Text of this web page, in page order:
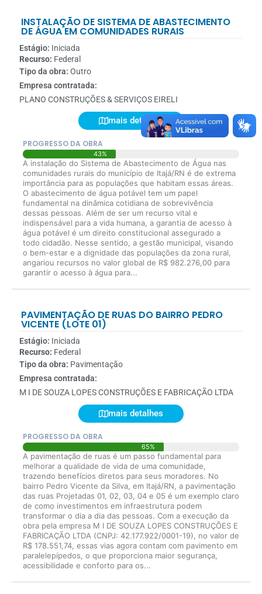
INSTALAÇÃO DE SISTEMA DE ABASTECIMENTO
DE ÁGUA EM COMUNIDADES RURAIS
Estágio: Iniciada
Recurso: Federal
Tipo da obra: Outro
Empresa contratada:
PLANO CONSTRUÇÕES & SERVIÇOS EIRELI
mais detalhes
PROGRESSO DA OBRA
43%
A instalação do Sistema de Abastecimento de Água nas
comunidades rurais do município de Itajá/RN é de extrema
importância para as populações que habitam essas áreas.
O abastecimento de água potável tem um papel
fundamental na dinâmica cotidiana de sobrevivência
dessas pessoas. Além de ser um recurso vital e
indispensável para a vida humana, a garantia de acesso à
água potável é um direito constitucional assegurado a
todo cidadão. Nesse sentido, a gestão municipal, visando
o bem-estar e a dignidade das populações da zona rural,
angariou recursos no valor global de R$ 982.276,00 para
garantir o acesso à água para...
PAVIMENTAÇÃO DE RUAS DO BAIRRO PEDRO
VICENTE (LOTE 01)
Estágio: Iniciada
Recurso: Federal
Tipo da obra: Pavimentação
Empresa contratada:
M I DE SOUZA LOPES CONSTRUÇÕES E FABRICAÇÃO LTDA
mais detalhes
PROGRESSO DA OBRA
65%
A pavimentação de ruas é um passo fundamental para
melhorar a qualidade de vida de uma comunidade,
trazendo benefícios diretos para seus moradores. No
bairro Pedro Vicente da Silva, em Itajá/RN, a pavimentação
das ruas Projetadas 01, 02, 03, 04 e 05 é um exemplo claro
de como investimentos em infraestrutura podem
transformar o dia a dia das pessoas. Com a execução da
obra pela empresa M I DE SOUZA LOPES CONSTRUÇÕES E
FABRICAÇÃO LTDA (CNPJ: 42.177.922/0001-19), no valor de
R$ 178.551,74, essas vias agora contam com pavimento em
paralelepípedos, o que proporciona maior segurança,
acessibilidade e conforto para os...